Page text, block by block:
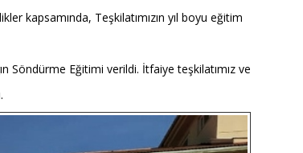
kapsamında, Teşkilatımızın yıl boyu eğitim
Söndürme Eğitimi verildi. İtfaiye teşkilatımız ve